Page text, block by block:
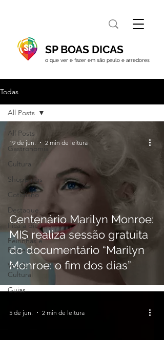
SP BOAS DICAS
o que ver e fazer em são paulo e arredores
Todas
All Posts
Gastronomia
Cultura
Shoppings
Cotidiano
Destaque
Fica a dica
Feirinhas e
Passeios
Virada
Cultural
Guias
All Posts
Centenário Marilyn Monroe:
MIS realiza sessão gratuita
do documentário “Marilyn
Monroe: o fim dos dias”
19 de jun. 2 min de leitura
5 de jun. 2 min de leitura